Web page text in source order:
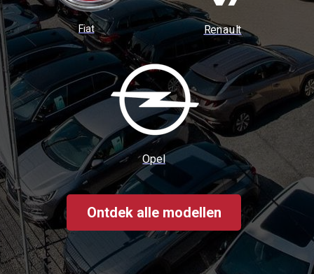
Fiat Renault
Opel
Ontdek alle modellen